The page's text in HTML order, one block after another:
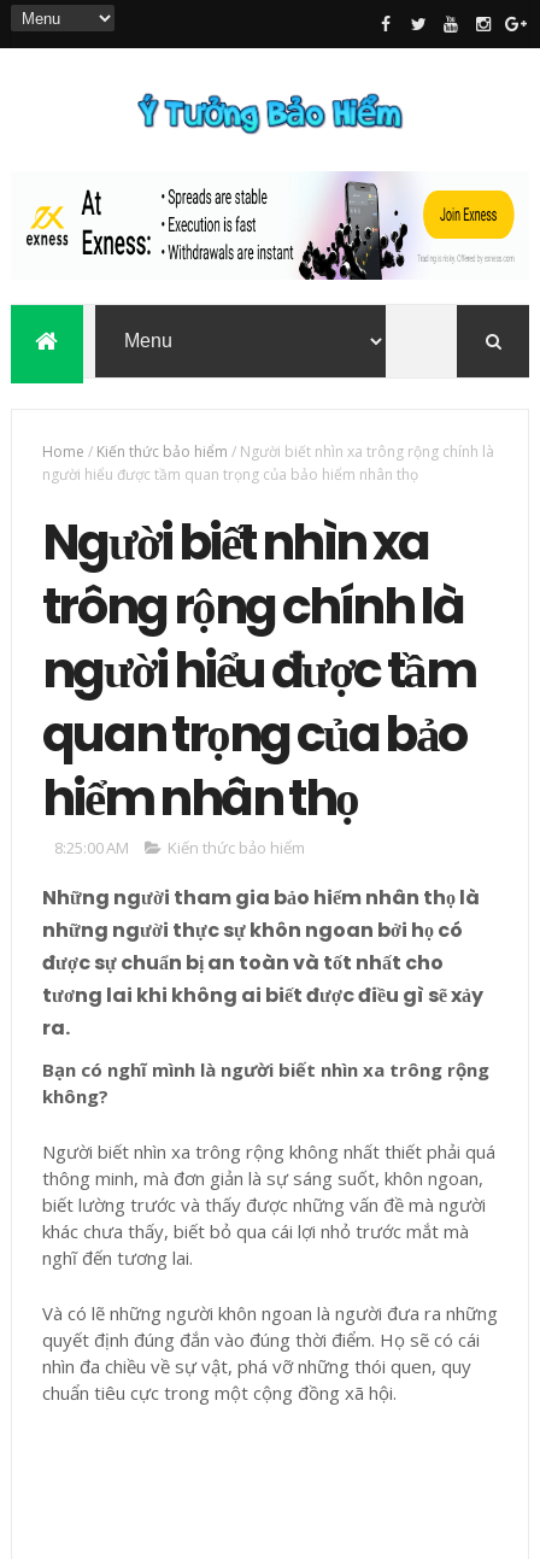
Home / Kiến thức bảo hiểm / Người biết nhìn xa trông rộng chính là
người hiểu được tầm quan trọng của bảo hiểm nhân thọ
Người biết nhìn xa
trông rộng chính là
người hiểu được tầm
quan trọng của bảo
hiểm nhân thọ
8:25:00 AM Kiến thức bảo hiểm
Những người tham gia bảo hiểm nhân thọ là
những người thực sự khôn ngoan bởi họ có
được sự chuẩn bị an toàn và tốt nhất cho
tương lai khi không ai biết được điều gì sẽ xảy
ra.
Bạn có nghĩ mình là người biết nhìn xa trông rộng
không?
Người biết nhìn xa trông rộng không nhất thiết phải quá
thông minh, mà đơn giản là sự sáng suốt, khôn ngoan,
biết lường trước và thấy được những vấn đề mà người
khác chưa thấy, biết bỏ qua cái lợi nhỏ trước mắt mà
nghĩ đến tương lai.
Và có lẽ những người khôn ngoan là người đưa ra những
quyết định đúng đắn vào đúng thời điểm. Họ sẽ có cái
nhìn đa chiều về sự vật, phá vỡ những thói quen, quy
chuẩn tiêu cực trong một cộng đồng xã hội.